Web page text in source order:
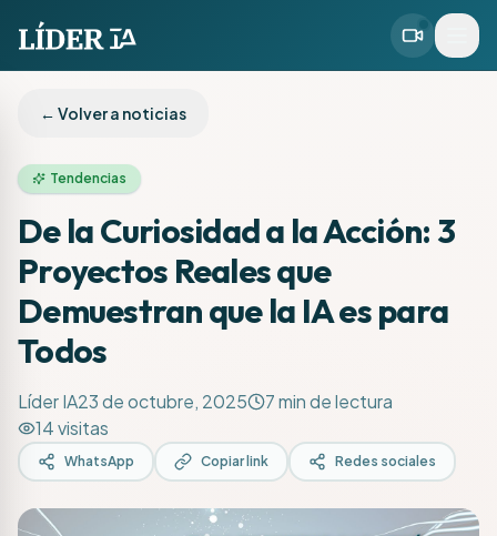
← Volver a noticias
Tendencias
De la Curiosidad a la Acción: 3
Proyectos Reales que
Demuestran que la IA es para
Todos
Líder IA23 de octubre, 2025 7min de lectura
14visitas
WhatsApp Copiar link Redes sociales